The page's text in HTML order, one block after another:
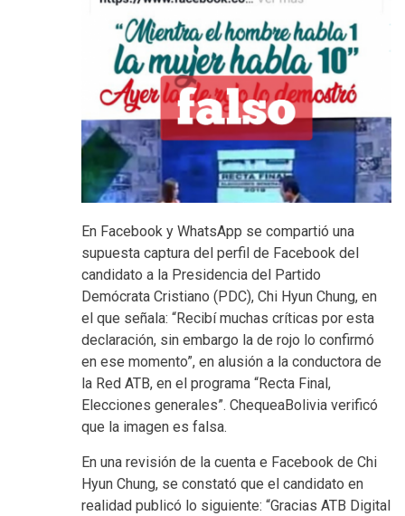
En Facebook y WhatsApp se compartió una
supuesta captura del perfil de Facebook del
candidato a la Presidencia del Partido
Demócrata Cristiano (PDC), Chi Hyun Chung, en
el que señala: “Recibí muchas críticas por esta
declaración, sin embargo la de rojo lo confirmó
en ese momento”, en alusión a la conductora de
la Red ATB, en el programa “Recta Final,
Elecciones generales”. ChequeaBolivia verificó
que la imagen es falsa.
En una revisión de la cuenta e Facebook de Chi
Hyun Chung, se constató que el candidato en
realidad publicó lo siguiente: “Gracias ATB Digital